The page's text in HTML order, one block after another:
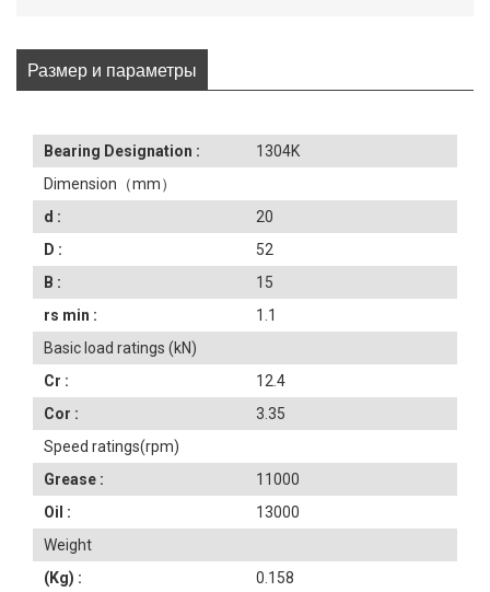
Размер и параметры
Bearing Designation :
1304K
Dimension（mm）
d :
20
D :
52
B :
15
rs min :
1.1
Basic load ratings (kN)
Cr :
12.4
Cor :
3.35
Speed ratings(rpm)
Grease :
11000
Oil :
13000
Weight
(Kg) :
0.158